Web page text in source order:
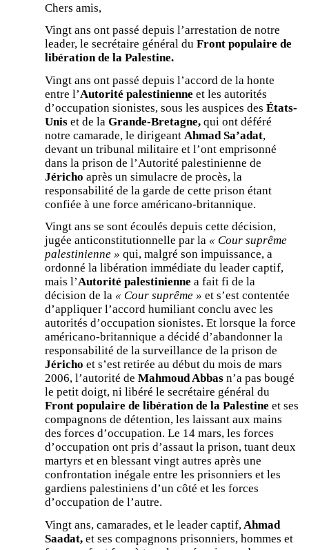
Chers amis,
Vingt ans ont passé depuis l’arrestation de notre
leader, le secrétaire général du Front populaire de
libération de la Palestine.
Vingt ans ont passé depuis l’accord de la honte
entre l’Autorité palestinienne et les autorités
d’occupation sionistes, sous les auspices des États-
Unis et de la Grande-Bretagne, qui ont déféré
notre camarade, le dirigeant Ahmad Sa’adat,
devant un tribunal militaire et l’ont emprisonné
dans la prison de l’Autorité palestinienne de
Jéricho après un simulacre de procès, la
responsabilité de la garde de cette prison étant
confiée à une force américano-britannique.
Vingt ans se sont écoulés depuis cette décision,
jugée anticonstitutionnelle par la « Cour suprême
palestinienne » qui, malgré son impuissance, a
ordonné la libération immédiate du leader captif,
mais l’Autorité palestinienne a fait fi de la
décision de la « Cour suprême » et s’est contentée
d’appliquer l’accord humiliant conclu avec les
autorités d’occupation sionistes. Et lorsque la force
américano-britannique a décidé d’abandonner la
responsabilité de la surveillance de la prison de
Jéricho et s’est retirée au début du mois de mars
2006, l’autorité de Mahmoud Abbas n’a pas bougé
le petit doigt, ni libéré le secrétaire général du
Front populaire de libération de la Palestine et ses
compagnons de détention, les laissant aux mains
des forces d’occupation. Le 14 mars, les forces
d’occupation ont pris d’assaut la prison, tuant deux
martyrs et en blessant vingt autres après une
confrontation inégale entre les prisonniers et les
gardiens palestiniens d’un côté et les forces
d’occupation de l’autre.
Vingt ans, camarades, et le leader captif, Ahmad
Saadat, et ses compagnons prisonniers, hommes et